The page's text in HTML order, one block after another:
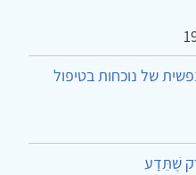
של נוכחות בטיפול
שֶׁתֵּדַע